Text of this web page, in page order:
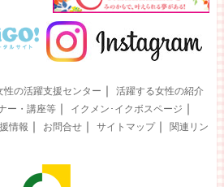
性の活躍支援センター ｜ 活躍する女性の紹介
ー・講座等 ｜ イクメン･イクボスページ ｜
情報 ｜ お問合せ ｜ サイトマップ｜
関連リン